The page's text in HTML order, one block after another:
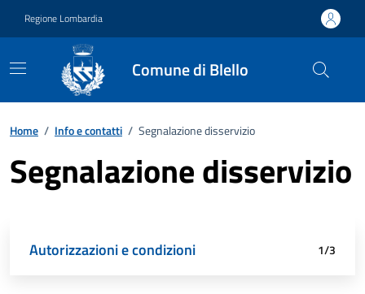
Regione Lombardia
Comune di Blello
Home / Info e contatti / Segnalazione disservizio
Segnalazione disservizio
Autorizzazioni e condizioniAttivo
Dati di segnalazione
Riepilogo 1/3